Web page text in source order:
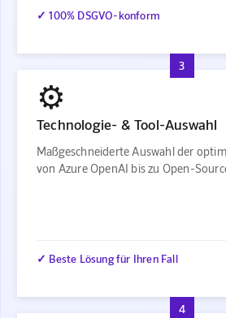
✓ 100% DSGVO-konform
3
⚙️
Technologie- & Tool-Auswahl
Maßgeschneiderte Auswahl der
von Azure OpenAI bis zu Open-
✓ Beste Lösung für Ihren Fall
4